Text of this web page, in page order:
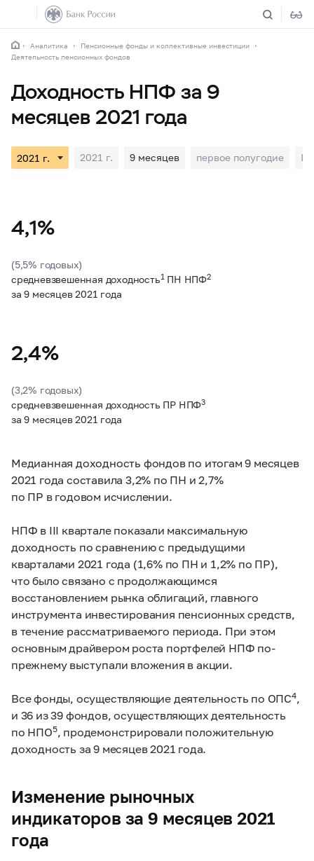
Аналитика
Пенсионные фонды и коллективные инвестиции
Деятельность пенсионных фондов
Доходность НПФ за 9
месяцев 2021 года
2021 г. 9 месяцев первое полугодие I
4,1%
(5,5% годовых)
средневзвешенная доходность1ПН НПФ2
за 9 месяцев 2021 года
2,4%
(3,2% годовых)
средневзвешенная доходность ПР НПФ3
за 9 месяцев 2021 года
Медианная доходность фондов по итогам 9 месяцев
2021 года составила 3,2% по ПН и 2,7%
по ПР в годовом исчислении.
НПФ в III квартале показали максимальную
доходность по сравнению с предыдущими
кварталами 2021 года (1,6% по ПН и 1,2% по ПР),
что было связано с продолжающимся
восстановлением рынка облигаций, главного
инструмента инвестирования пенсионных средств,
в течение рассматриваемого периода. При этом
основным драйвером роста портфелей НПФ по-
прежнему выступали вложения в акции.
Все фонды, осуществляющие деятельность по ОПС4,
и 36 из 39 фондов, осуществляющих деятельность
по НПО5, продемонстрировали положительную
доходность за 9 месяцев 2021 года.
Изменение рыночных
индикаторов за 9 месяцев 2021
года